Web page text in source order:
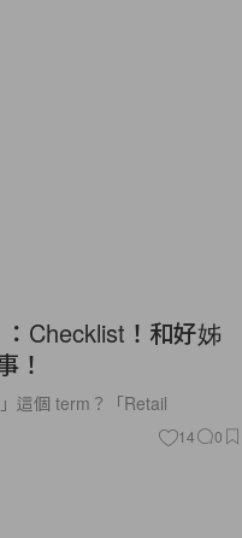
Checklist！和好姊
！
這個 term？「Retail
14 0